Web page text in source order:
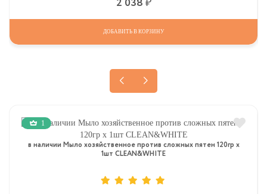
2 038
ДОБАВИТЬ В КОРЗИНУ
1
в наличии Мыло хозяйственное против сложных пятен 120гр х
1шт CLEAN&WHITE